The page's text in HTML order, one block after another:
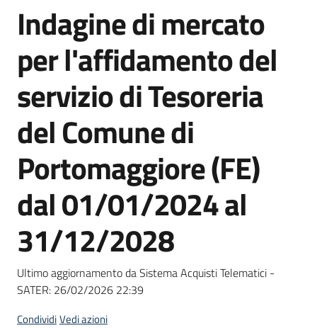
e
strumenti
acquisto
Supporto
Piattaforme
telematiche
English
site
Salta al contenuto
Indagine di mercato
per l'affidamento del
servizio di Tesoreria
del Comune di
Portomaggiore (FE)
dal 01/01/2024 al
31/12/2028
Ultimo aggiornamento da Sistema Acquisti Telematici -
SATER: 26/02/2026 22:39
CondividiVedi azioni